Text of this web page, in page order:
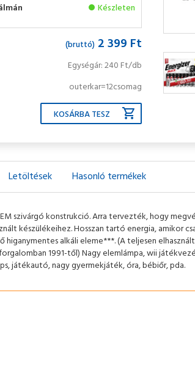
Készleten
(bruttó) 2 399 Ft
Egységár: 240 Ft/db
outerkar=12csomag
Letöltések Hasonló termékek
szivárgó konstrukció. Arra tervezték, hogy
készülékeihez. Hosszan tartó energia, amikor
higanymentes alkáli eleme***. (A teljesen
1991-től) Nagy elemlámpa, wii
játékautó, nagy gyermekjáték, óra, bébiőr, pda.